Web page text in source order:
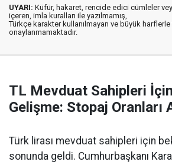
UYARI: Küfür, hakaret, rencide edici cümleler
içeren, imla kuralları ile yazılmamış,
Türkçe karakter kullanılmayan ve büyük harflerle
onaylanmamaktadır.
TL Mevduat Sahipleri
Gelişme: Stopaj Oranları
Türk lirası mevduat sahipleri için
sonunda geldi. Cumhurbaşkanı